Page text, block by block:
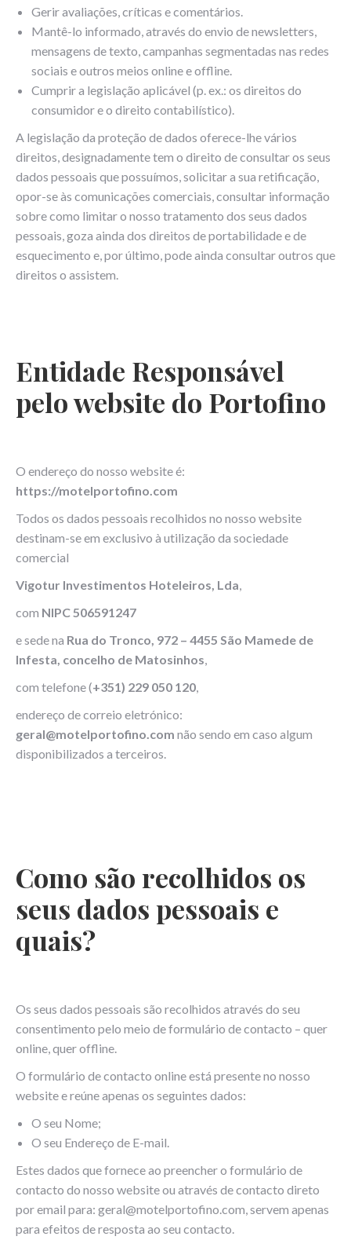
Gerir avaliações, críticas e comentários.
Mantê-lo informado, através do envio de newsletters,
mensagens de texto, campanhas segmentadas nas redes
sociais e outros meios online e offline.
Cumprir a legislação aplicável (p. ex.: os direitos do
consumidor e o direito contabilístico).
A legislação da proteção de dados oferece-lhe vários
direitos, designadamente tem o direito de consultar os seus
dados pessoais que possuímos, solicitar a sua retificação,
opor-se às comunicações comerciais, consultar informação
sobre como limitar o nosso tratamento dos seus dados
pessoais, goza ainda dos direitos de portabilidade e de
esquecimento e, por último, pode ainda consultar outros que
direitos o assistem.
Entidade Responsável
pelo website do Portofino
O endereço do nosso website é:
https://motelportofino.com
Todos os dados pessoais recolhidos no nosso website
destinam-se em exclusivo à utilização da sociedade
comercial
Vigotur Investimentos Hoteleiros, Lda,
com NIPC 506591247
e sede na Rua do Tronco, 972 – 4455 São Mamede de
Infesta, concelho de Matosinhos,
com telefone (+351) 229 050 120,
endereço de correio eletrónico:
geral@motelportofino.com não sendo em caso algum
disponibilizados a terceiros.
Como são recolhidos os
seus dados pessoais e
quais?
Os seus dados pessoais são recolhidos através do seu
consentimento pelo meio de formulário de contacto – quer
online, quer offline.
O formulário de contacto online está presente no nosso
website e reúne apenas os seguintes dados:
O seu Nome;
O seu Endereço de E-mail.
Estes dados que fornece ao preencher o formulário de
contacto do nosso website ou através de contacto direto
por email para: geral@motelportofino.com, servem apenas
para efeitos de resposta ao seu contacto.